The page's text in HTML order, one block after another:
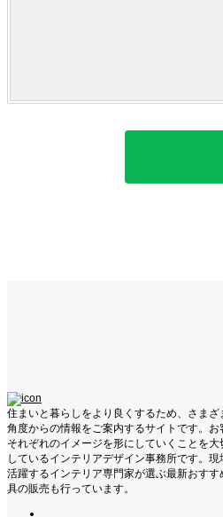
住まいと暮らしをより良くするため、さまざ
角度からの情報をご案内するサイトです。お
それぞれのイメージを形にしていくことを大
しているインテリアデザイン事務所です。現
活躍するインテリア専門家が選ぶ最新おすす
具の販売も行っています。